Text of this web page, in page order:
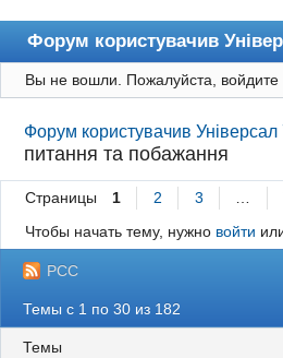
Форум користувачив
Форум
News
Регистрация
Вход
Вы не вошли. Пожалуйста, войдите
Форум користувачив Універсал
питання та побажання
Страницы 1 2 3 …
Чтобы начать тему, нужно войти
РСС
Темы с 1 по 30 из 182
Темы